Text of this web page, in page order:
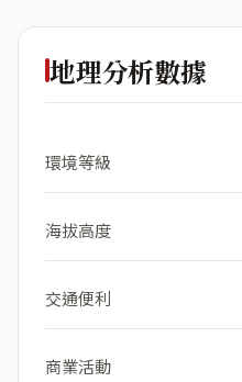
地理分析數據
環境等級
海拔高度
交通便利
商業活動